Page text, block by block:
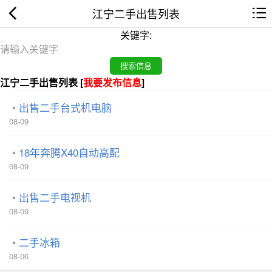
江宁二手出售列表
关键字:
江宁二手出售列表 [我要发布信息]
出售二手台式机电脑
08-09
18年奔腾X40自动高配
08-09
出售二手电视机
08-09
二手冰箱
08-06